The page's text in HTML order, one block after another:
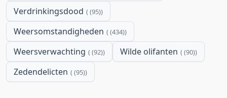
Verdrinkingsdood (95)
Weersomstandigheden (434)
Weersverwachting (92) Wilde olifanten (90)
Zedendelicten (95)